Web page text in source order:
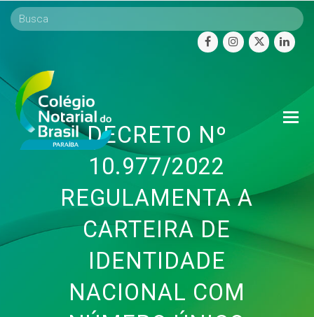
facebookinstagram
twitter
DECRETO Nº
10.977/2022
REGULAMENTA A
CARTEIRA DE
IDENTIDADE
NACIONAL COM